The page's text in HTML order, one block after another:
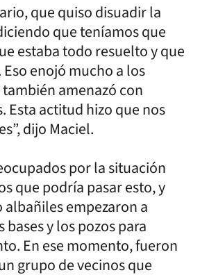
que quiso disuadir la
que teníamos que
estaba todo resuelto y que
enojó mucho a los
amenazó con
Esta actitud hizo que nos
dijo Maciel.
por la situación
que podría pasar esto, y
empezaron a
y los pozos para
En ese momento, fueron
grupo de vecinos que